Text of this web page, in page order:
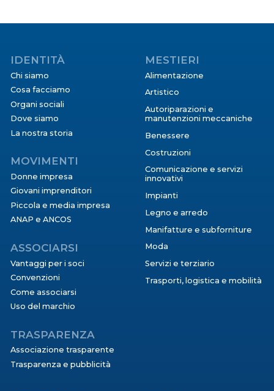
IDENTITÀ
Chi siamo
Cosa facciamo
Organi sociali
Dove siamo
La nostra storia
MOVIMENTI
Donne impresa
Giovani imprenditori
Piccola e media impresa
ANAP e ANCOS
ASSOCIARSI
Vantaggi per i soci
Convenzioni
Come associarsi
Uso del marchio
TRASPARENZA
Associazione trasparente
Trasparenza e pubblicità
MESTIERI
Alimentazione
Artistico
Autoriparazioni e
manutenzioni meccaniche
Benessere
Costruzioni
Comunicazione e servizi
innovativi
Impianti
Legno e arredo
Manifatture e subforniture
Moda
Servizi e terziario
Trasporti, logistica e mobilità